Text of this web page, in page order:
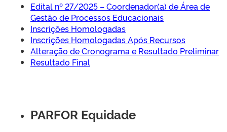
Edital nº 27/2025 – Coordenador(a) de Área de
Gestão de Processos Educacionais
Inscrições Homologadas
Inscrições Homologadas Após Recursos
Alteração de Cronograma e Resultado Preliminar
Resultado Final
PARFOR Equidade